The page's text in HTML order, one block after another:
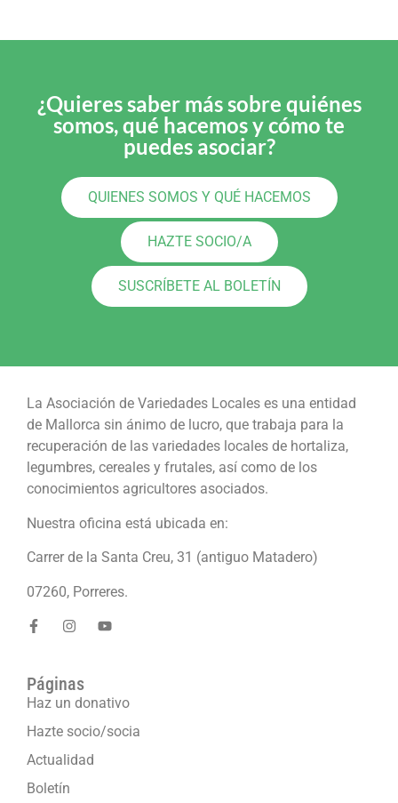
¿Quieres saber más sobre quiénes
somos, qué hacemos y cómo te
puedes asociar?
QUIENES SOMOS Y QUÉ HACEMOS
HAZTE SOCIO/A
SUSCRÍBETE AL BOLETÍN
La Asociación de Variedades Locales es una entidad
de Mallorca sin ánimo de lucro, que trabaja para la
recuperación de las variedades locales de hortaliza,
legumbres, cereales y frutales, así como de los
conocimientos agricultores asociados.
Nuestra oficina está ubicada en:
Carrer de la Santa Creu, 31 (antiguo Matadero)
07260, Porreres.
Páginas
Haz un donativo
Hazte socio/socia
Actualidad
Boletín